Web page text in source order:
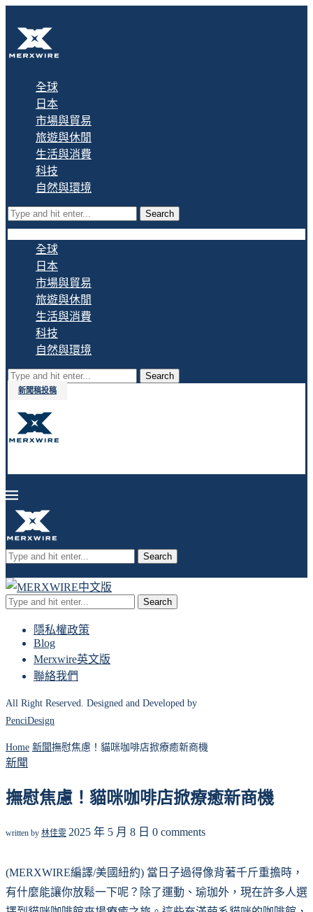
全球
日本
市場與貿易
旅遊與休閒
生活與消費
科技
自然與環境
Search
全球
日本
市場與貿易
旅遊與休閒
生活與消費
科技
自然與環境
Search
新聞稿投稿
Search
Search
隱私權政策
Blog
Merxwire英文版
聯絡我們
All Right Reserved. Designed and Developed by
PenciDesign
Home 新聞撫慰焦慮！貓咪咖啡店掀療癒新商機
新聞
撫慰焦慮！貓咪咖啡店掀療癒新商機
written by 林佳雯 2025 年 5 月 8 日 0 comments
(MERXWIRE編譯/美國紐約) 當日子過得像背著千斤重擔時，
有什麼能讓你放鬆一下呢？除了運動、瑜珈外，現在許多人選